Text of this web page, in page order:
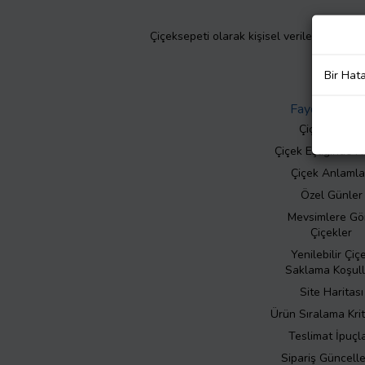
Çiçeksepeti olarak kişisel verilerinizin
Faydalı Bilgiler
Çiçek Bakımı
Çiçek Eşliğinde
Çiçek
Özel Günler
Mevsimlere
Çiçekler
Yenilebilir
Saklama
Site Haritası
Ürün Sıralama
Teslimat
Sipariş
Bir